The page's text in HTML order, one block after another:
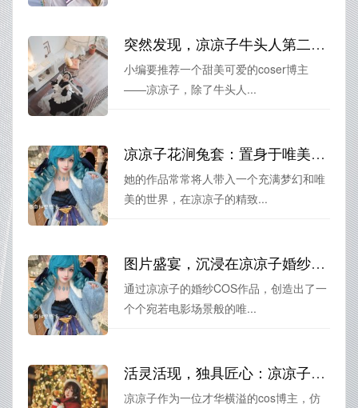
突然发现，凉凉子牛头人第二弹情书所描绘的美图是如此惊艳。
小编要推荐一个甜美可爱的coser博主
——凉凉子，除了牛头人...
凉凉子花涧兔套：置身于唯美精致的童话世界
她的作品常常将人带入一个充满梦幻和唯
美的世界，在凉凉子的精致...
图片盛宴，沉浸在凉凉子婚纱的唯美世界
通过凉凉子的婚纱COS作品，创造出了一
个个宛若电影场景般的唯...
活灵活现，独具匠心：凉凉子牛头人第三期摄影大赏
凉凉子作为一位才华横溢的cos博主，仿